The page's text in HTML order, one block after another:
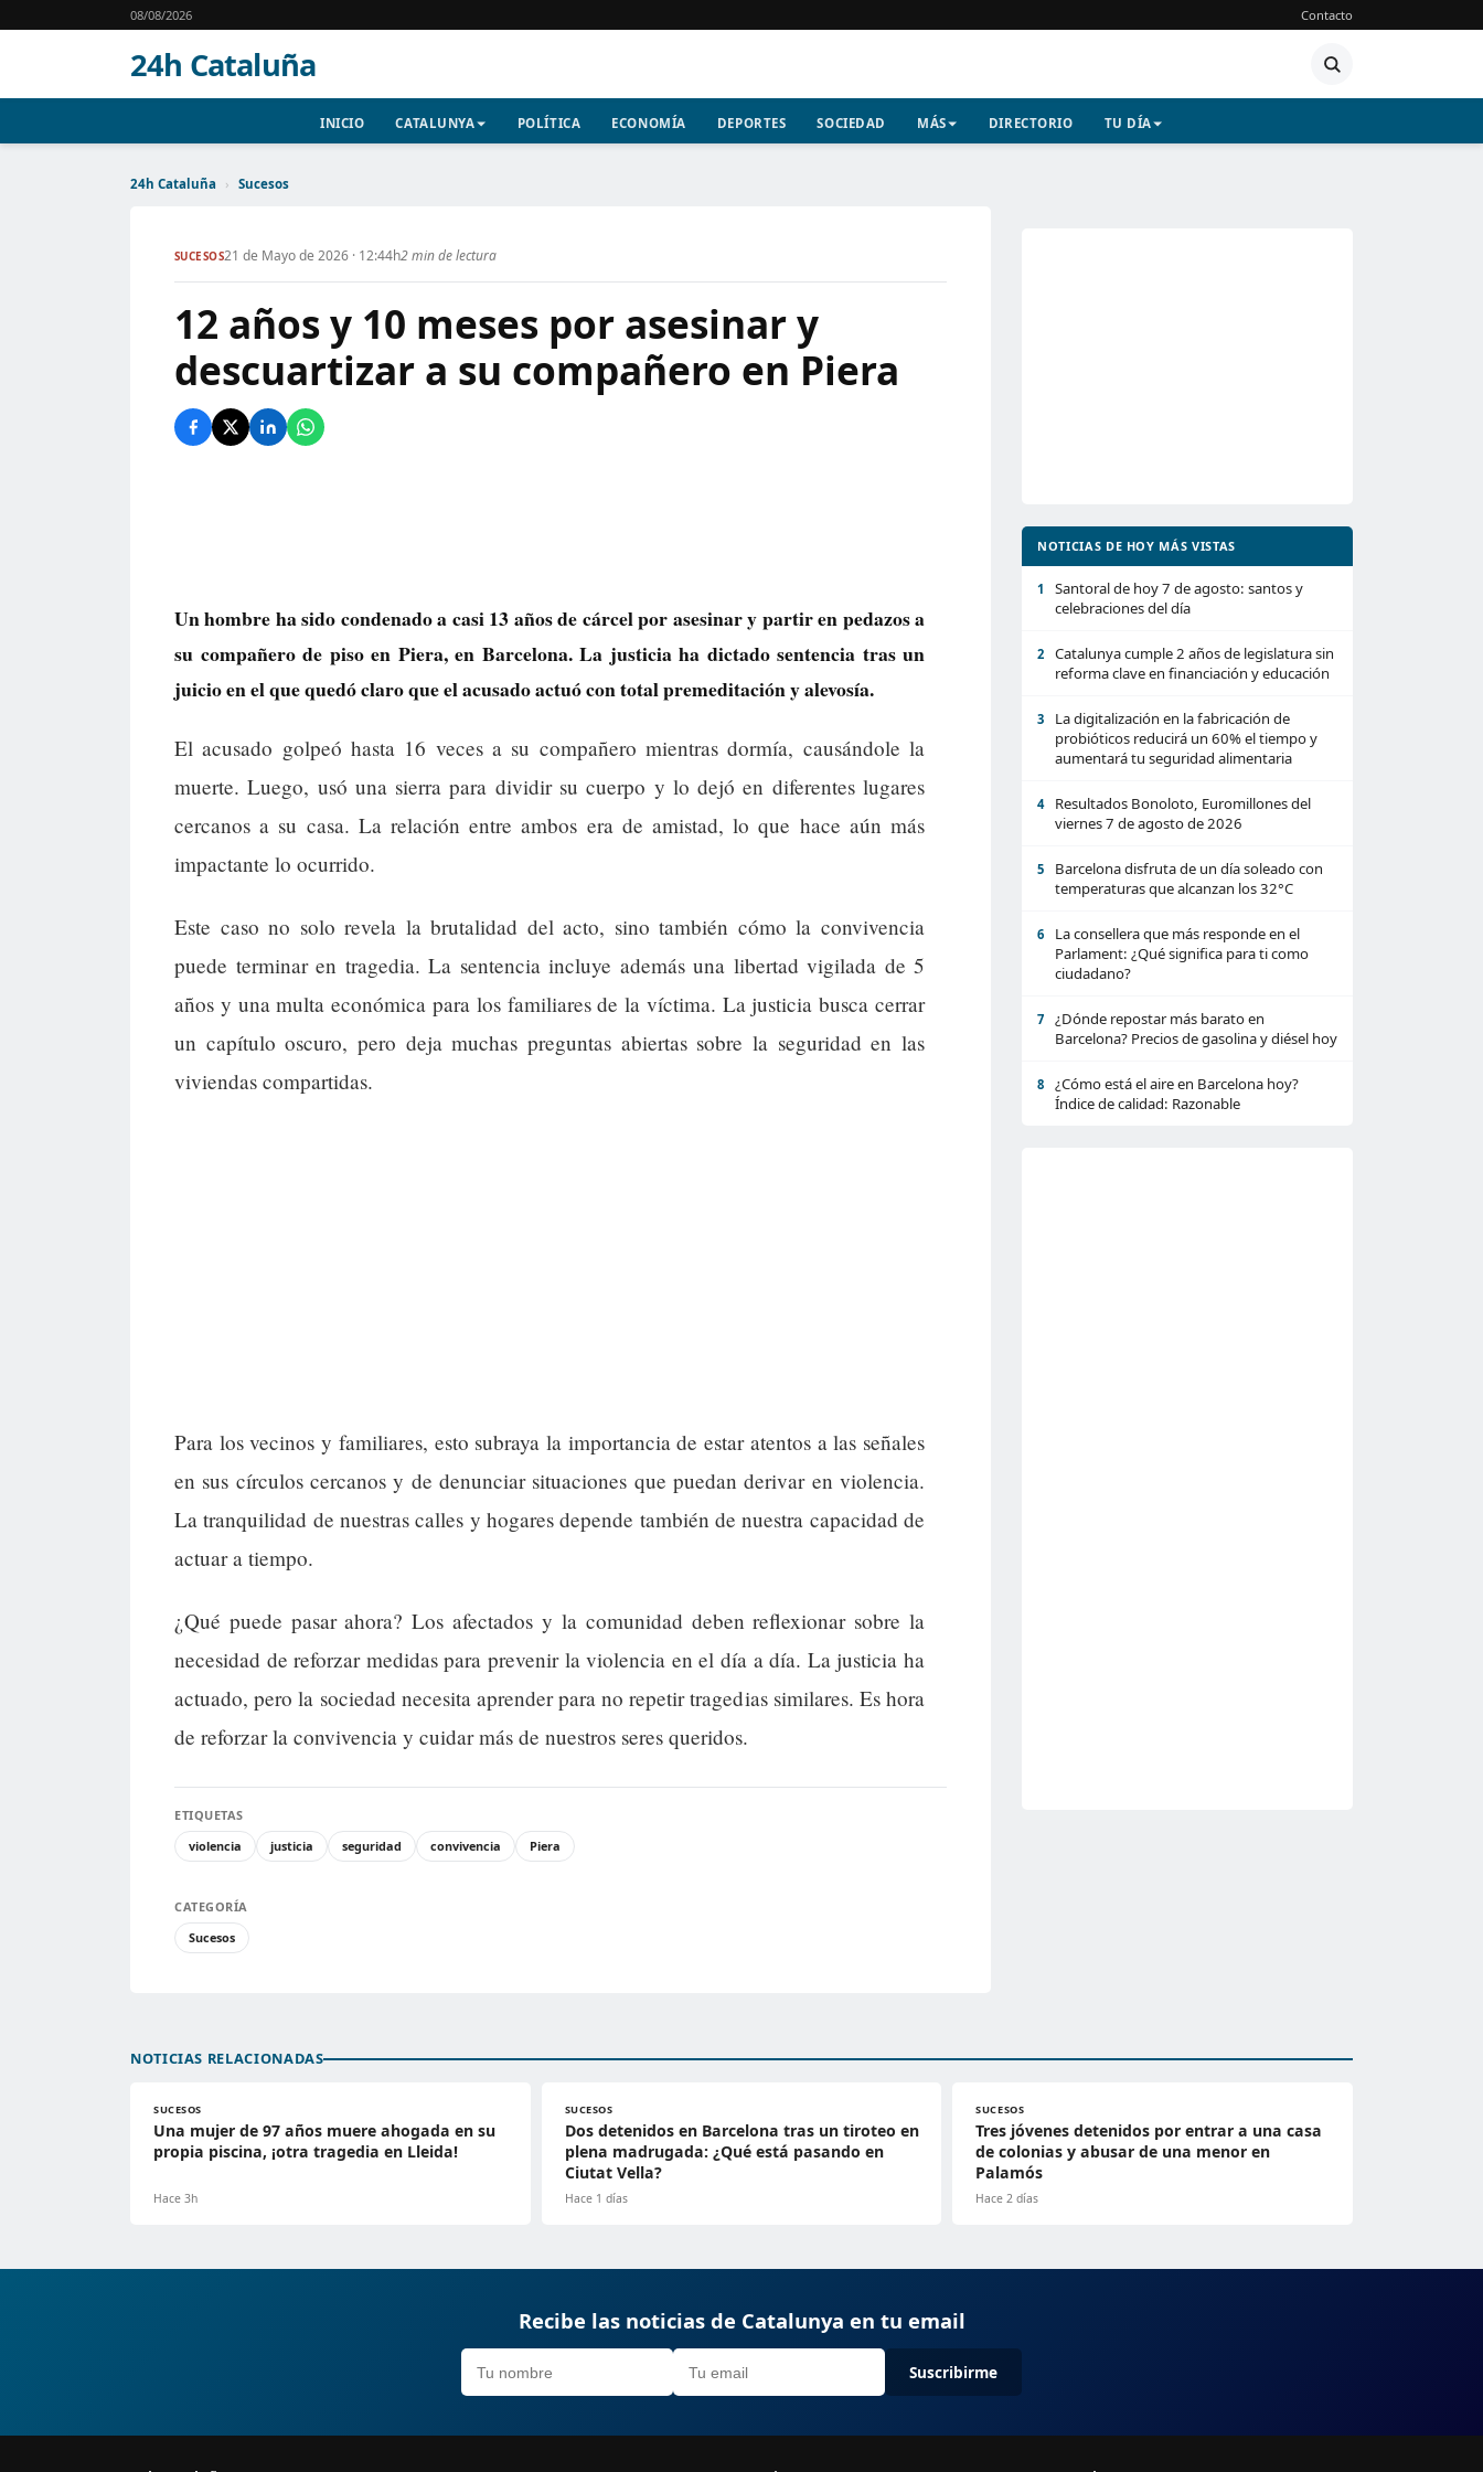
08/08/2026 Contacto
24h Cataluña
INICIO CATALUNYA POLÍTICA ECONOMÍA DEPORTES SOCIEDAD MÁS DIRECTORIO TU DÍA
24h Cataluña › Sucesos
SUCESOS21 de Mayo de 2026 · 12:44h2 min de lectura
12 años y 10 meses por asesinar y
descuartizar a su compañero en Piera
Un hombre ha sido condenado a casi 13 años de cárcel por asesinar y partir en pedazos a
su compañero de piso en Piera, en Barcelona. La justicia ha dictado sentencia tras un
juicio en el que quedó claro que el acusado actuó con total premeditación y alevosía.
El acusado golpeó hasta 16 veces a su compañero mientras dormía, causándole la
muerte. Luego, usó una sierra para dividir su cuerpo y lo dejó en diferentes lugares
cercanos a su casa. La relación entre ambos era de amistad, lo que hace aún más
impactante lo ocurrido.
Este caso no solo revela la brutalidad del acto, sino también cómo la convivencia
puede terminar en tragedia. La sentencia incluye además una libertad vigilada de 5
años y una multa económica para los familiares de la víctima. La justicia busca cerrar
un capítulo oscuro, pero deja muchas preguntas abiertas sobre la seguridad en las
viviendas compartidas.
Para los vecinos y familiares, esto subraya la importancia de estar atentos a las señales
en sus círculos cercanos y de denunciar situaciones que puedan derivar en violencia.
La tranquilidad de nuestras calles y hogares depende también de nuestra capacidad de
actuar a tiempo.
¿Qué puede pasar ahora? Los afectados y la comunidad deben reflexionar sobre la
necesidad de reforzar medidas para prevenir la violencia en el día a día. La justicia ha
actuado, pero la sociedad necesita aprender para no repetir tragedias similares. Es hora
de reforzar la convivencia y cuidar más de nuestros seres queridos.
ETIQUETAS
violencia
justicia seguridad convivencia Piera
CATEGORÍA
Sucesos
NOTICIAS DE HOY MÁS VISTAS
1
Santoral de hoy 7 de agosto: santos y
celebraciones del día
2
Catalunya cumple 2 años de legislatura sin
reforma clave en financiación y educación
3
La digitalización en la fabricación de
probióticos reducirá un 60% el tiempo y
aumentará tu seguridad alimentaria
4
Resultados Bonoloto, Euromillones del
viernes 7 de agosto de 2026
5
Barcelona disfruta de un día soleado con
temperaturas que alcanzan los 32°C
6
La consellera que más responde en el
Parlament: ¿Qué significa para ti como
ciudadano?
7
¿Dónde repostar más barato en
Barcelona? Precios de gasolina y diésel hoy
8
¿Cómo está el aire en Barcelona hoy?
Índice de calidad: Razonable
NOTICIAS RELACIONADAS
SUCESOS
Una mujer de 97 años muere ahogada en su
propia piscina, ¡otra tragedia en Lleida!
Hace 3h
SUCESOS
Dos detenidos en Barcelona tras un tiroteo en
plena madrugada: ¿Qué está pasando en
Ciutat Vella?
Hace 1 días
SUCESOS
Tres jóvenes detenidos por entrar a una casa
de colonias y abusar de una menor en
Palamós
Hace 2 días
Recibe las noticias de Catalunya en tu email
Suscribirme